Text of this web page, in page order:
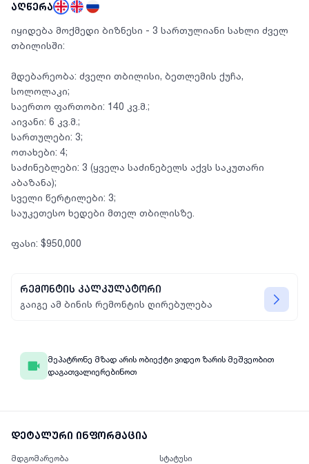
აღწერა
იყიდება მოქმედი ბიზნესი - 3 სართულიანი სახლი ძველ
თბილისში:
მდებარეობა: ძველი თბილისი, ბეთლემის ქუჩა,
სოლოლაკი;
საერთო ფართობი: 140 კვ.მ.;
აივანი: 6 კვ.მ.;
სართულები: 3;
ოთახები: 4;
საძინებლები: 3 (ყველა საძინებელს აქვს საკუთარი
აბაზანა);
სველი წერტილები: 3;
საუკეთესო ხედები მთელ თბილისზე.
რემონტის კალკულატორი
გაიგე ამ ბინის რემონტის ღირებულება
მეპატრონე მზად არის ობიექტი ვიდეო ზარის მეშვეობით
დაგათვალიერებინოთ
დეტალური ინფორმაცია
მდგომარეობა სტატუსი